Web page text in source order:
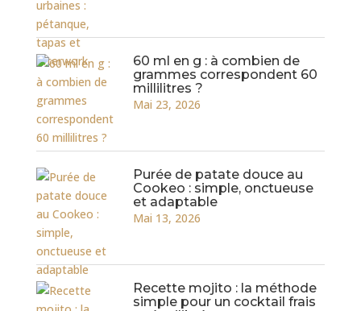
60 ml en g : à combien de
grammes correspondent 60
millilitres ?
Mai 23, 2026
Purée de patate douce au
Cookeo : simple, onctueuse
et adaptable
Mai 13, 2026
Recette mojito : la méthode
simple pour un cocktail frais